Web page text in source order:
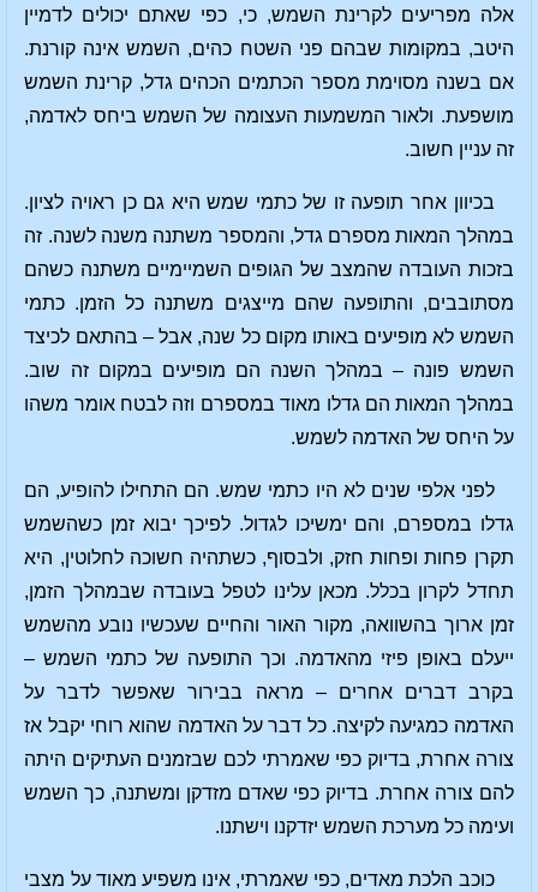
אלה מפריעים לקרינת השמש, כי, כפי שאתם יכולים לדמיין
היטב, במקומות שבהם פני השטח כהים, השמש אינה קורנת.
אם בשנה מסוימת מספר הכתמים הכהים גדל, קרינת השמש
מושפעת. ולאור המשמעות העצומה של השמש ביחס לאדמה,
זה עניין חשוב.
בכיוון אחר תופעה זו של כתמי שמש היא גם כן ראויה לציון.
במהלך המאות מספרם גדל, והמספר משתנה משנה לשנה. זה
בזכות העובדה שהמצב של הגופים השמיימיים משתנה כשהם
מסתובבים, והתופעה שהם מייצגים משתנה כל הזמן. כתמי
השמש לא מופיעים באותו מקום כל שנה, אבל – בהתאם לכיצד
השמש פונה – במהלך השנה הם מופיעים במקום זה שוב.
במהלך המאות הם גדלו מאוד במספרם וזה לבטח אומר משהו
על היחס של האדמה לשמש.
לפני אלפי שנים לא היו כתמי שמש. הם התחילו להופיע, הם
גדלו במספרם, והם ימשיכו לגדול. לפיכך יבוא זמן כשהשמש
תקרן פחות ופחות חזק, ולבסוף, כשתהיה חשוכה לחלוטין, היא
תחדל לקרון בכלל. מכאן עלינו לטפל בעובדה שבמהלך הזמן,
זמן ארוך בהשוואה, מקור האור והחיים שעכשיו נובע מהשמש
ייעלם באופן פיזי מהאדמה. וכך התופעה של כתמי השמש –
בקרב דברים אחרים – מראה בבירור שאפשר לדבר על
האדמה כמגיעה לקיצה. כל דבר על האדמה שהוא רוחי יקבל אז
צורה אחרת, בדיוק כפי שאמרתי לכם שבזמנים העתיקים היתה
להם צורה אחרת. בדיוק כפי שאדם מזדקן ומשתנה, כך השמש
ועימה כל מערכת השמש יזדקנו וישתנו.
כוכב הלכת מאדים, כפי שאמרתי, אינו משפיע מאוד על מצבי